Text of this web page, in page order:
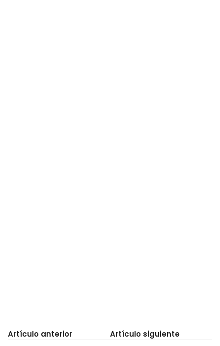
Artículo anterior Artículo siguiente